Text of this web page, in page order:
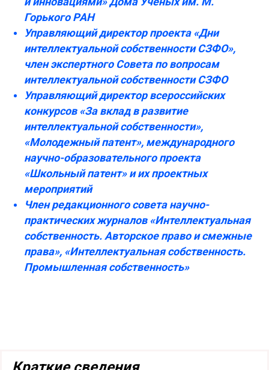
Горького РАН
Управляющий директор проекта «Дни
интеллектуальной собственности СЗФО»,
член экспертного Совета по вопросам
интеллектуальной собственности СЗФО
Управляющий директор всероссийских
конкурсов «За вклад в развитие
интеллектуальной собственности»,
«Молодежный патент», международного
научно-образовательного проекта
«Школьный патент» и их проектных
мероприятий
Член редакционного совета научно-
практических журналов «Интеллектуальная
собственность. Авторское право и смежные
права», «Интеллектуальная собственность.
Промышленная собственность»